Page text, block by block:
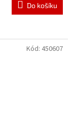
Do košíku
Kód: 450607